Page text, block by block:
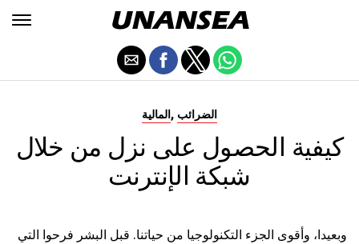
المالية , الضرائب
كيفية الحصول على نزل من خلال
شبكة الإنترنت
وبعيدا، وأقوى الجزء التكنولوجيا من حياتنا. قبل البشر فرحوا التي